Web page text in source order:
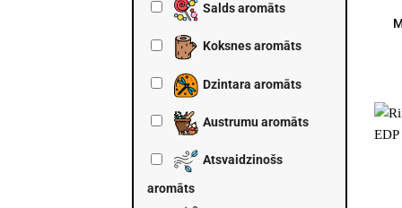
Salds aromāts
Koksnes aromāts
Dzintara aromāts
Austrumu aromāts
Atsvaidzinošs
aromāts